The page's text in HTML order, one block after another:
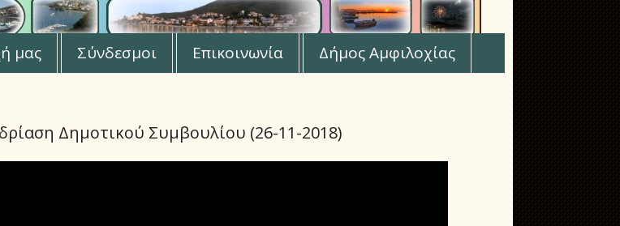
μας Σύνδεσμοι Επικοινωνία Δήμος Αμφιλοχίας
Δημοτικού Συμβουλίου (26-11-2018)